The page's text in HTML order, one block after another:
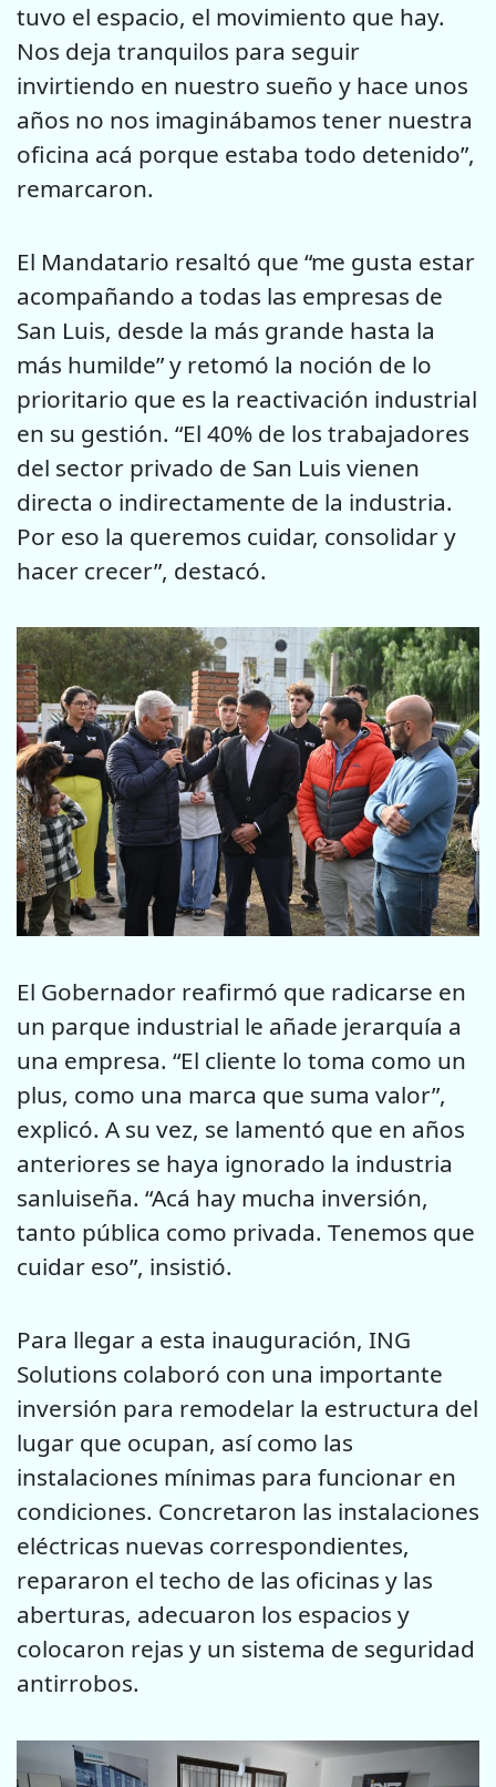
tuvo el espacio, el movimiento que hay.
Nos deja tranquilos para seguir
invirtiendo en nuestro sueño y hace unos
años no nos imaginábamos tener nuestra
oficina acá porque estaba todo detenido”,
remarcaron.
El Mandatario resaltó que “me gusta estar
acompañando a todas las empresas de
San Luis, desde la más grande hasta la
más humilde” y retomó la noción de lo
prioritario que es la reactivación industrial
en su gestión. “El 40% de los trabajadores
del sector privado de San Luis vienen
directa o indirectamente de la industria.
Por eso la queremos cuidar, consolidar y
hacer crecer”, destacó.
El Gobernador reafirmó que radicarse en
un parque industrial le añade jerarquía a
una empresa. “El cliente lo toma como un
plus, como una marca que suma valor”,
explicó. A su vez, se lamentó que en años
anteriores se haya ignorado la industria
sanluiseña. “Acá hay mucha inversión,
tanto pública como privada. Tenemos que
cuidar eso”, insistió.
Para llegar a esta inauguración, ING
Solutions colaboró con una importante
inversión para remodelar la estructura del
lugar que ocupan, así como las
instalaciones mínimas para funcionar en
condiciones. Concretaron las instalaciones
eléctricas nuevas correspondientes,
repararon el techo de las oficinas y las
aberturas, adecuaron los espacios y
colocaron rejas y un sistema de seguridad
antirrobos.